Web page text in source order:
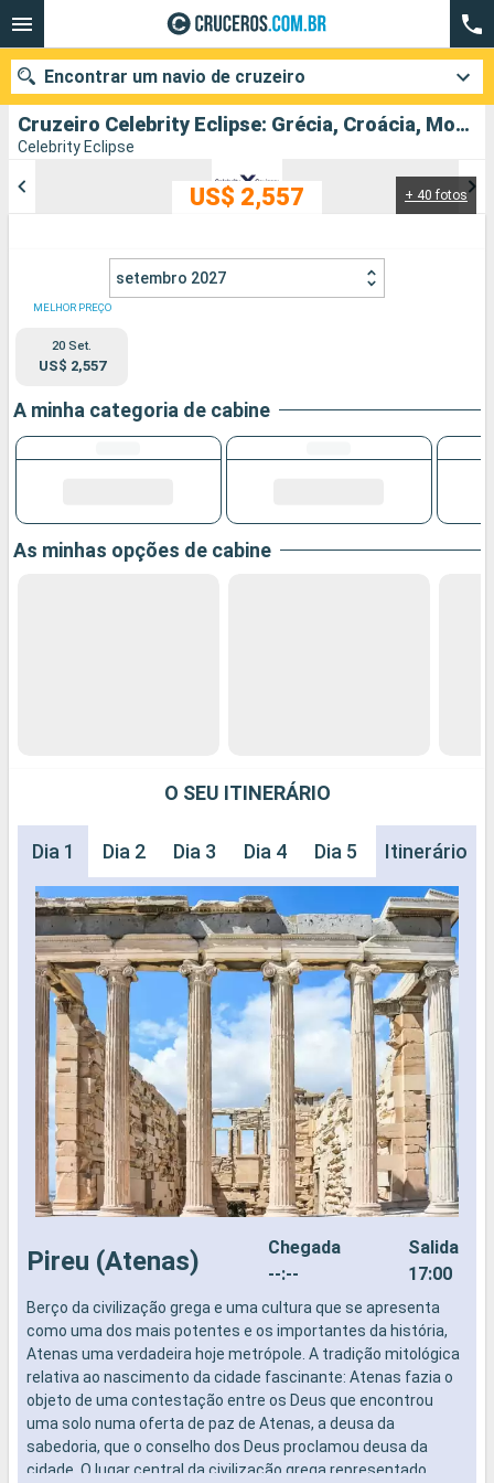
Cruzeiro Celebrity Eclipse: Grécia, Croácia, Montenegro, Itália partindo de Pireu (Atenas)
Celebrity Eclipse
+ 40 fotos
US$ 2,557
setembro 2027
MELHOR PREÇO
20 Set.
US$ 2,557
A minha categoria de cabine
As minhas opções de cabine
O SEU ITINERÁRIO
Dia 1 Dia 2 Dia 3 Dia 4 Dia 5 Dia 6 Dia
Itinerário
Pireu (Atenas)
Chegada
--:--
Salida
17:00
Berço da civilização grega e uma cultura que se apresenta
como uma dos mais potentes e os importantes da história,
Atenas uma verdadeira hoje metrópole. A tradição mitológica
relativa ao nascimento da cidade fascinante: Atenas fazia o
objeto de uma contestação entre os Deus que encontrou
uma solo numa oferta de paz de Atenas, a deusa da
sabedoria, que o conselho dos Deus proclamou deusa da
cidade. O lugar central da civilização grega representado
Encontrar um navio de cruzeiro
Cidades Companhias